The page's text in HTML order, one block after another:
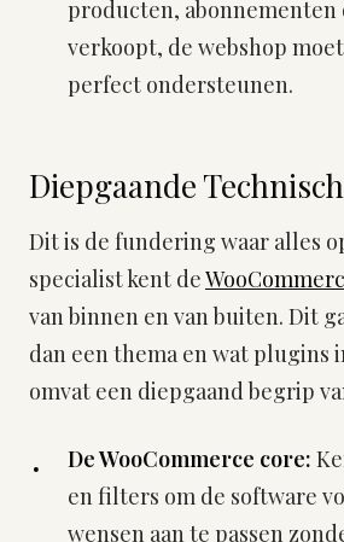
producten, abonnementen
verkoopt, de webshop
perfect ondersteunen.
Diepgaande
Dit is de fundering waar alles
specialist kent de
van binnen en van buiten. Dit
dan een thema en wat plugins
omvat een diepgaand begrip
De WooCommerce core:
en filters om de software
wensen aan te passen